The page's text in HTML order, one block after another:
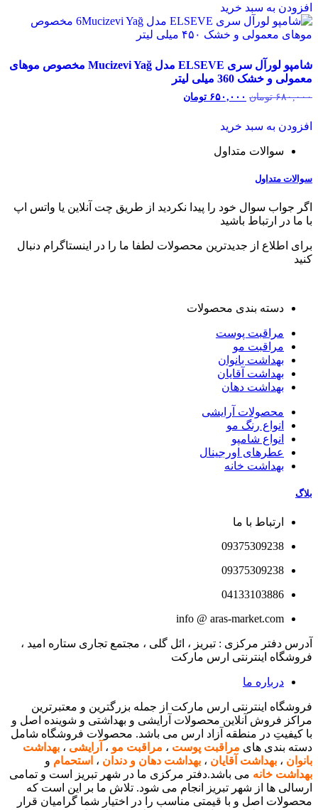
بود.
افزودن به سبد خرید
شامپو لورآل سری ELSEVE مدل Mucizevi Yağ مخصوص موهای
معمولی و خشک 360 میلی لیتر
۶۸۰,۰۰۰ تومان قیمت
بود.
۶۵۰,۰۰۰ تومان
افزودن به سبد خرید
سوالات متداول
سوالات متداول
اگر جواب سوال خود را پیدا نکردید از طریق چت آنلاین یا واتس اپ
با ما در ارتباط باشید
برای اطلاع از جدیدترین محصولات لطفا ما را در اینستاگرام دنبال
کنید
دسته بندی محصولات
مراقبت پوست
مراقبت مو
بهداشت بانوان
بهداشت آقایان
بهداشت دهان
محصولات آرایشی
انواع رنگ مو
انواع شامپو
عطرهای اورجینال
بهداشت خانه
بلاگ
ارتباط با ما
09375309238
09375309238
04133103886
info @ aras-market.com
آدرس دفتر مرکزی : تبریز ، ائل گلی ، مجتمع تجاری ستاره امید ،
فروشگاه اینترنتی ارس مارکت
درباره ما
فروشگاه اینترنتی ارس مارکت از جمله بزرگترین و معتبرترین
مراکز فروش آنلاین محصولات آرایشی و بهداشتی و شوینده اصل و
با کیفیتِ در منطقه آزاد ارس می باشد. محصولات فروشگاه شامل
دسته بندی های مراقبت پوست ، مراقبت مو ، آرایشی ، بهداشت
بانوان ، بهداشت آقایان ، بهداشت دهان و دندان ، استحمام و
بهداشت خانه می باشد.دفتر مرکزی ما در شهر تبریز است و تمامی
ارسالی ها از شهر تبریز انجام می شود. تلاش ما بر این است که
محصولات اصل و با قیمتی مناسب را در اختیار شما گرامیان قرار